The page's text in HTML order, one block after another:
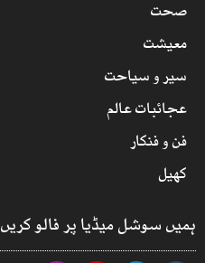
صحت
معیشت
سیر و سیاحت
عجائبات عالم
فن و فنکار
کھیل
ہمیں سوشل میڈیا پر فالو کریں